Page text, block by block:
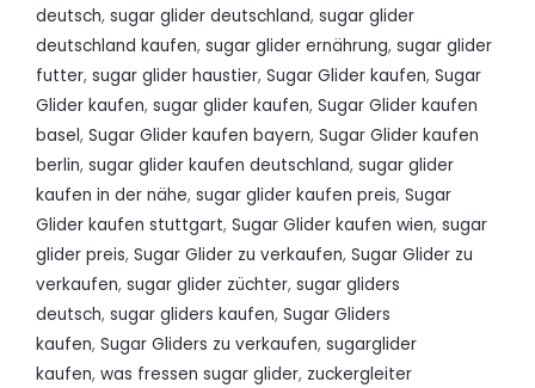
deutsch, sugar glider deutschland, sugar glider
deutschland kaufen, sugar glider ernährung, sugar glider
futter, sugar glider haustier, Sugar Glider kaufen, Sugar
Glider kaufen, sugar glider kaufen, Sugar Glider kaufen
basel, Sugar Glider kaufen bayern, Sugar Glider kaufen
berlin, sugar glider kaufen deutschland, sugar glider
kaufen in der nähe, sugar glider kaufen preis, Sugar
Glider kaufen stuttgart, Sugar Glider kaufen wien, sugar
glider preis, Sugar Glider zu verkaufen, Sugar Glider zu
verkaufen, sugar glider züchter, sugar gliders
deutsch, sugar gliders kaufen, Sugar Gliders
kaufen, Sugar Gliders zu verkaufen, sugarglider
kaufen, was fressen sugar glider, zuckergleiter